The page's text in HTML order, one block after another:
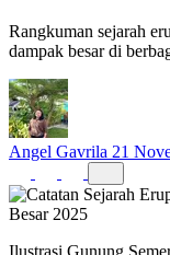
Rangkuman sejarah
dampak besar di
Angel Gavrila 21
Ilustrasi Gunung